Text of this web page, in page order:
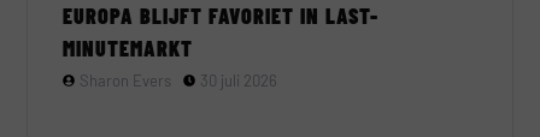
EUROPA BLIJFT FAVORIET IN LAST-
MINUTEMARKT
Sharon Evers 30 juli 2026